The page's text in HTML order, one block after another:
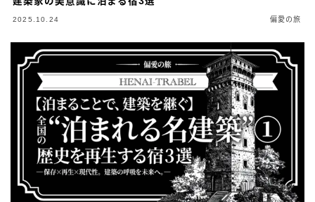
2025.10.24 偏愛の旅